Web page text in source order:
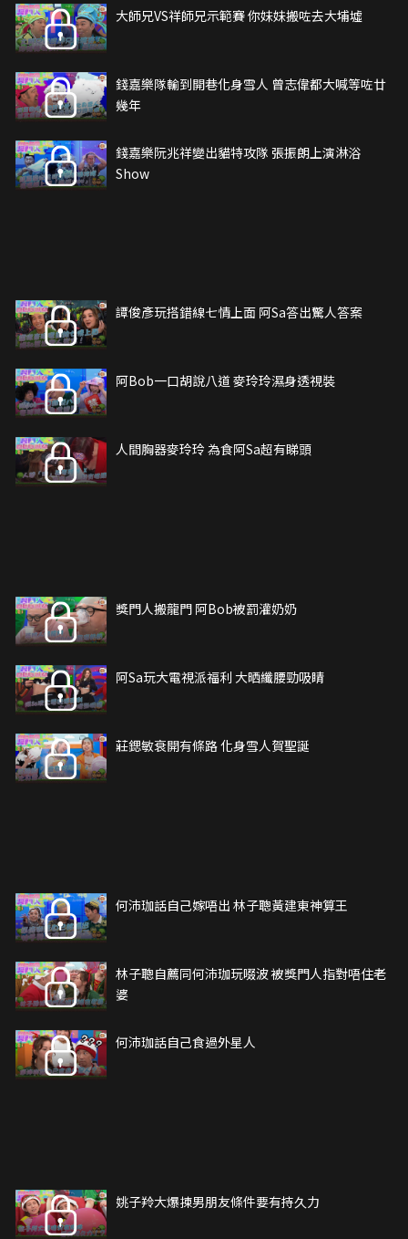
大師兄VS祥師兄示範賽 你妹妹搬咗去大埔墟
錢嘉樂隊輸到開巷化身雪人 曾志偉都大喊等咗廿
幾年
錢嘉樂阮兆祥變出貓特攻隊 張振朗上演淋浴
Show
譚俊彥玩搭錯線七情上面 阿Sa答出驚人答案
阿Bob一口胡說八道 麥玲玲濕身透視裝
人間胸器麥玲玲 為食阿Sa超有睇頭
獎門人搬龍門 阿Bob被罰灌奶奶
阿Sa玩大電視派福利 大晒纖腰勁吸睛
莊鍶敏衰開有條路 化身雪人賀聖誕
何沛珈話自己嫁唔出 林子聰黃建東神算王
林子聰自薦同何沛珈玩啜波 被獎門人指對唔住老
婆
何沛珈話自己食過外星人
姚子羚大爆揀男朋友條件要有持久力